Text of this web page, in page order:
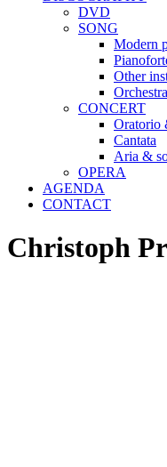
DVD
SONG
Modern
Other
Orchestra
CONCERT
Oratorio
Cantata
Aria &
OPERA
AGENDA
CONTACT
Christoph